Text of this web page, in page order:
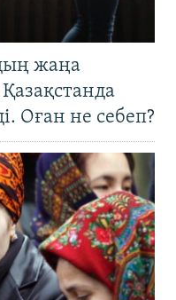
жаңа
Оған не себеп?